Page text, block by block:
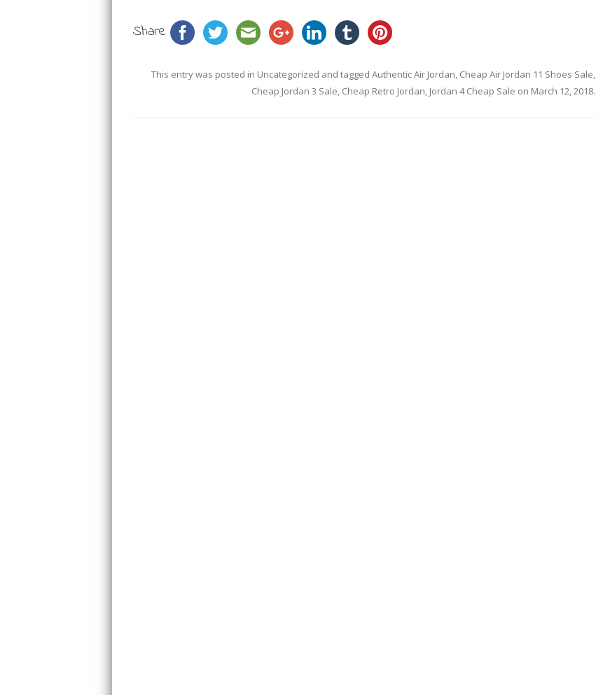
Share
This entry was posted in Uncategorized and tagged Authentic Air Jordan, Cheap Air Jordan 11 Shoes Sale,
Cheap Jordan 3 Sale, Cheap Retro Jordan, Jordan 4 Cheap Sale on March 12, 2018.